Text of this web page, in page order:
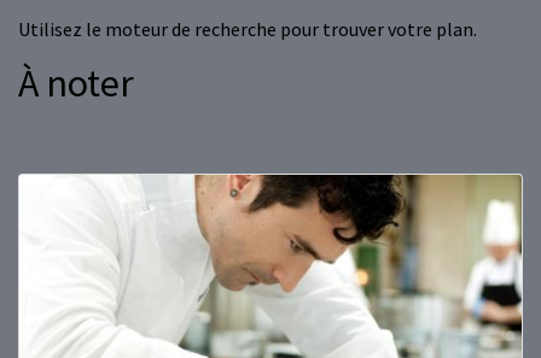
Utilisez le moteur de recherche pour trouver votre plan.
À noter